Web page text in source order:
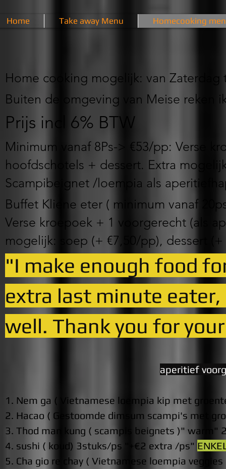
Home Take away Menu Homecooking
Home cooking mogelijk: van
Buiten de omgeving van Meise reken
Prijs incl 6% BTW
Minimum vanaf 8Ps-> €53/pp: Verse
hoofdschotels + dessert. Extra
Scampibeignet /loempia als
Buffet Kliene eter ( minimum vanaf
Verse kroepoek + 1 voorgerecht (als
mogelijk: soep (+ €7,50/pp), dessert
"I make enough food
extra last minute eater,
well. Thank you for
aperitief
1. Nem ga ( Vietnamese loempia kip met groen
2. Hacao ( Gestoomde dimsum scampi's met
3. Thod man kung ( scampis beignets )" warm"
4. sushi ( koud) 3stuks/ps "+€2 extra /ps"
5. Cha gio re chay ( Vietnamese loempia